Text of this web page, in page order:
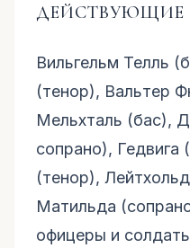
ДЕЙСТВУЮЩИЕ
Вильгельм Телль
(тенор), Вальтер
Мельхталь (бас),
сопрано), Гедвига
(тенор),
Матильда
офицеры и